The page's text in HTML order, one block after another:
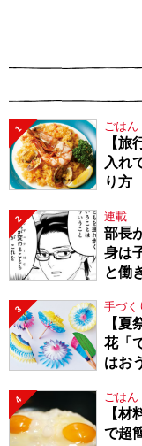
1 ごはん
【旅
入れ
り方
2 連載
部長
身は
と働
3 手づく
【夏
花「
はお
4 ごはん
【材
で超